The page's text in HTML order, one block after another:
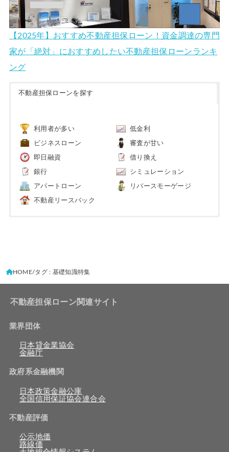
【2025年】おすすめ不動産担保ローン！資金調達の専門
家が「絶対」におすすめしたい不動産担保ローンランキ
ング
不動産担保ローンを探す
利用者が多い 低金利
ビジネスローン 審査が甘い
即日融資 借り換え
銀行 シミュレーション
アパートローン リバースモーゲージ
不動産リースバック
HOME タグ : 基礎知識特集
不動産担保ローン関連サイト
業界団体
日本貸金業協会
金融庁
政府系金融機関
日本政策金融公庫
全国信用保証協会連合会
不動産評価
公示地価
路線価